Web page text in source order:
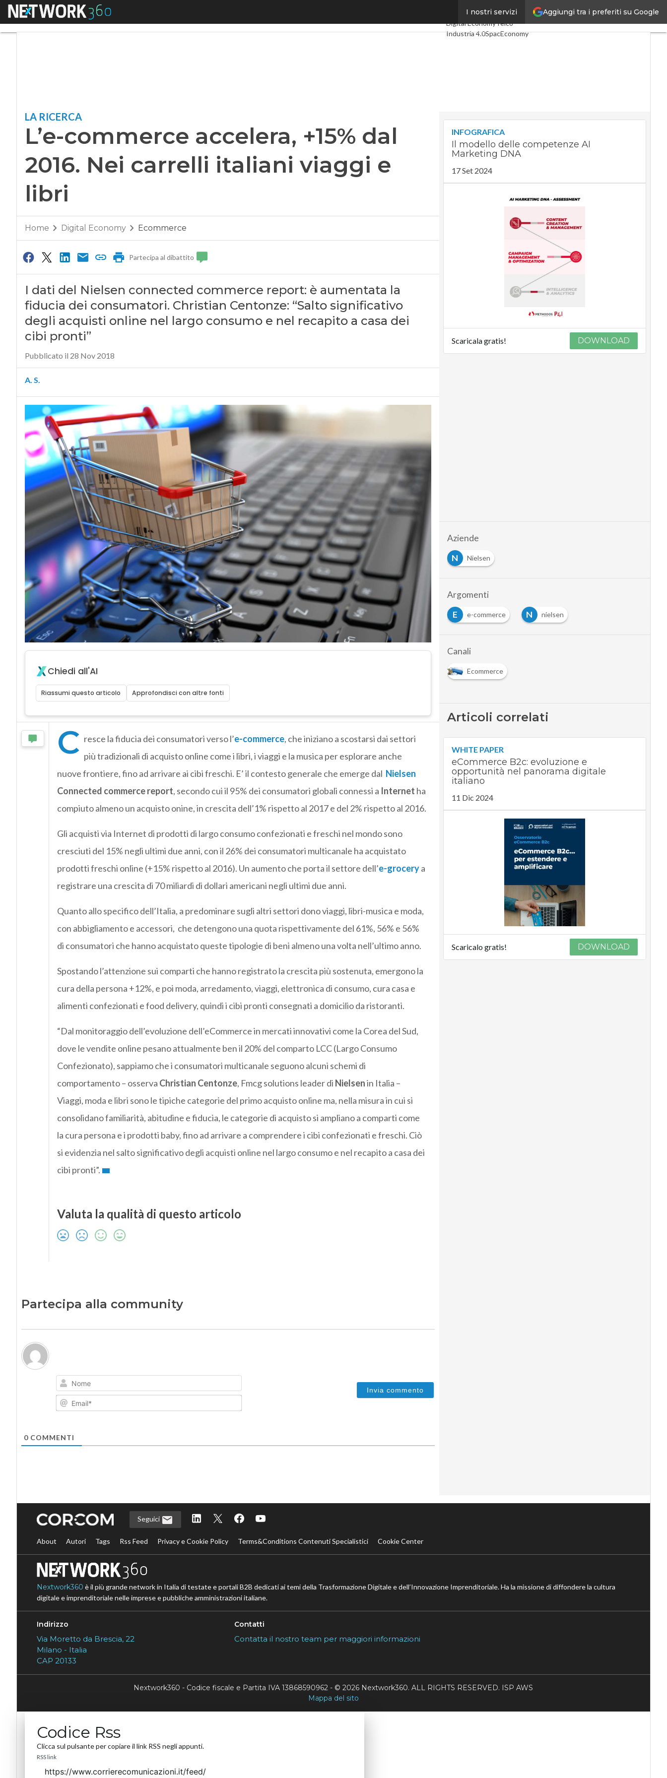
Aggiungi tra i preferiti su Google
I nostri servizi
Menu
Ultimi articoli
Digital EconomyTelco
Industria 4.0SpacEconomy
LA RICERCA
L’e-commerce accelera, +15% dal
2016. Nei carrelli italiani viaggi e
libri
Home Digital Economy Ecommerce
Partecipa al dibattito
I dati del Nielsen connected commerce report: è aumentata la
fiducia dei consumatori. Christian Centonze: “Salto significativo
degli acquisti online nel largo consumo e nel recapito a casa dei
cibi pronti”
Pubblicato il 28 Nov 2018
A. S.
Chiedi all'AI
Riassumi questo articolo Approfondisci con altre fonti
C resce la fiducia dei consumatori verso l’e-commerce, che iniziano a scostarsi dai settori
più tradizionali di acquisto online come i libri, i viaggi e la musica per esplorare anche
nuove frontiere, fino ad arrivare ai cibi freschi. E’ il contesto generale che emerge dal Nielsen
Connected commerce report, secondo cui il 95% dei consumatori globali connessi a Internet ha
compiuto almeno un acquisto onine, in crescita dell’1% rispetto al 2017 e del 2% rispetto al 2016.
Gli acquisti via Internet di prodotti di largo consumo confezionati e freschi nel mondo sono
cresciuti del 15% negli ultimi due anni, con il 26% dei consumatori multicanale ha acquistato
prodotti freschi online (+15% rispetto al 2016). Un aumento che porta il settore dell’e-grocery a
registrare una crescita di 70 miliardi di dollari americani negli ultimi due anni.
Quanto allo specifico dell’Italia, a predominare sugli altri settori dono viaggi, libri-musica e moda,
con abbigliamento e accessori, che detengono una quota rispettivamente del 61%, 56% e 56%
di consumatori che hanno acquistato queste tipologie di beni almeno una volta nell’ultimo anno.
Spostando l’attenzione sui comparti che hanno registrato la crescita più sostenuta, emergono la
cura della persona +12%, e poi moda, arredamento, viaggi, elettronica di consumo, cura casa e
alimenti confezionati e food delivery, quindi i cibi pronti consegnati a domicilio da ristoranti.
“Dal monitoraggio dell’evoluzione dell’eCommerce in mercati innovativi come la Corea del Sud,
dove le vendite online pesano attualmente ben il 20% del comparto LCC (Largo Consumo
Confezionato), sappiamo che i consumatori multicanale seguono alcuni schemi di
comportamento – osserva Christian Centonze, Fmcg solutions leader di Nielsenin Italia –
Viaggi, moda e libri sono le tipiche categorie del primo acquisto online ma, nella misura in cui si
consolidano familiarità, abitudine e fiducia, le categorie di acquisto si ampliano a comparti come
la cura persona e i prodotti baby, fino ad arrivare a comprendere i cibi confezionati e freschi. Ciò
si evidenzia nel salto significativo degli acquisti online nel largo consumo e nel recapito a casa dei
cibi pronti”.
Valuta la qualità di questo articolo
Partecipa alla community
Nome
Email*
0COMMENTI
INFOGRAFICA
Il modello delle competenze AI
Marketing DNA
17 Set 2024
Scaricala gratis! DOWNLOAD
Aziende
N
Nielsen
Argomenti
E
e-commerce N nielsen
Canali
Ecommerce
Articoli correlati
WHITE PAPER
eCommerce B2c: evoluzione e
opportunità nel panorama digitale
italiano
11 Dic 2024
Scaricalo gratis! DOWNLOAD
Seguici
About Autori Tags Rss Feed Privacy e Cookie Policy Terms&Conditions Contenuti Specialistici Cookie Center
Nextwork360 è il più grande network in Italia di testate e portali B2B dedicati ai temi della Trasformazione Digitale e dell’Innovazione Imprenditoriale. Ha la missione di diffondere la cultura
digitale e imprenditoriale nelle imprese e pubbliche amministrazioni italiane.
Indirizzo
Via Moretto da Brescia, 22
Milano - Italia
CAP 20133
Contatti
Contatta il nostro team per maggiori informazioni
Nextwork360 - Codice fiscale e Partita IVA 13868590962 - © 2026 Nextwork360. ALL RIGHTS RESERVED. ISP AWS
Mappa del sito
Codice Rss
Clicca sul pulsante per copiare il link RSS negli appunti.
RSS link